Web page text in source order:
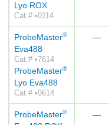
Lyo ROX
Cat.# •0114
ProbeMaster®
Eva488
Cat.# •7614
ProbeMaster®
Lyo Eva488
Cat.# •0614
—
ProbeMaster® —